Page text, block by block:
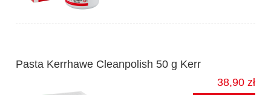
Pasta Kerrhawe Cleanpolish 50 g Kerr
38,90 zł